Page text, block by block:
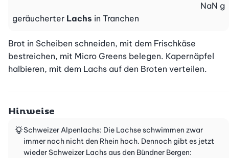
geräucherter Lachs in Tranchen
NaN g
Brot in Scheiben schneiden, mit dem Frischkäse
bestreichen, mit Micro Greens belegen. Kapernäpfel
halbieren, mit dem Lachs auf den Broten verteilen.
Hinweise
Schweizer Alpenlachs: Die Lachse schwimmen zwar
immer noch nicht den Rhein hoch. Dennoch gibt es jetzt
wieder Schweizer Lachs aus den Bündner Bergen: